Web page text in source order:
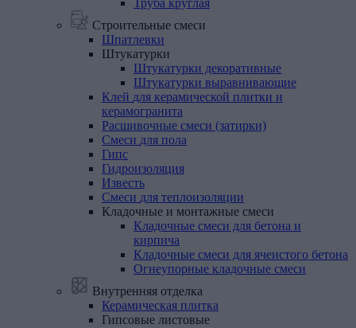
Труба круглая
Строительные смеси
Шпатлевки
Штукатурки
Штукатурки декоративные
Штукатурки выравнивающие
Клей для керамической плитки и
керамогранита
Расшивочные смеси (затирки)
Смеси для пола
Гипс
Гидроизоляция
Известь
Смеси для теплоизоляции
Кладочные и монтажные смеси
Кладочные смеси для бетона и
кирпича
Кладочные смеси для ячеистого бетона
Огнеупорные кладочные смеси
Внутренняя отделка
Керамическая плитка
Гипсовые листовые